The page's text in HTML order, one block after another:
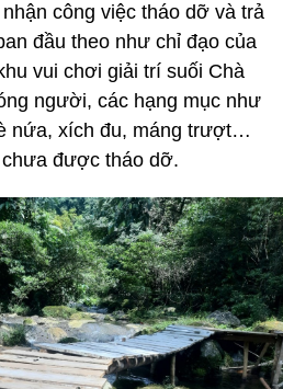
công việc tháo dỡ và trả
đầu theo như chỉ đạo của
vui chơi giải trí suối Chà
người, các hạng mục như
nứa, xích đu, máng trượt…
được tháo dỡ.